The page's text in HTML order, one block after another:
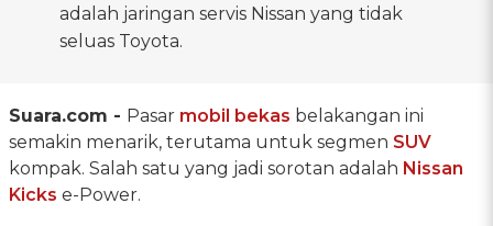
adalah jaringan servis Nissan yang tidak
seluas Toyota.
Suara.com - Pasar mobil bekas belakangan ini
semakin menarik, terutama untuk segmen SUV
kompak. Salah satu yang jadi sorotan adalah Nissan
Kicks e-Power.